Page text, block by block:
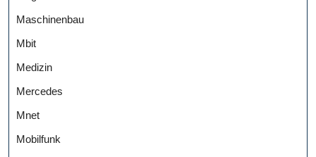
Maschinenbau
Mbit
Medizin
Mercedes
Mnet
Mobilfunk